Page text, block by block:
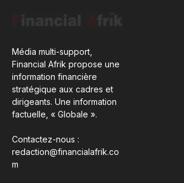
Média multi-support,
Financial Afrik propose une
information financière
stratégique aux cadres et
dirigeants. Une information
factuelle, « Globale ».
Contactez-nous :
redaction@financialafrik.co
m